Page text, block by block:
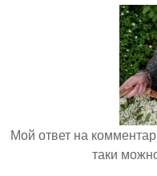
Мой ответ на
таки